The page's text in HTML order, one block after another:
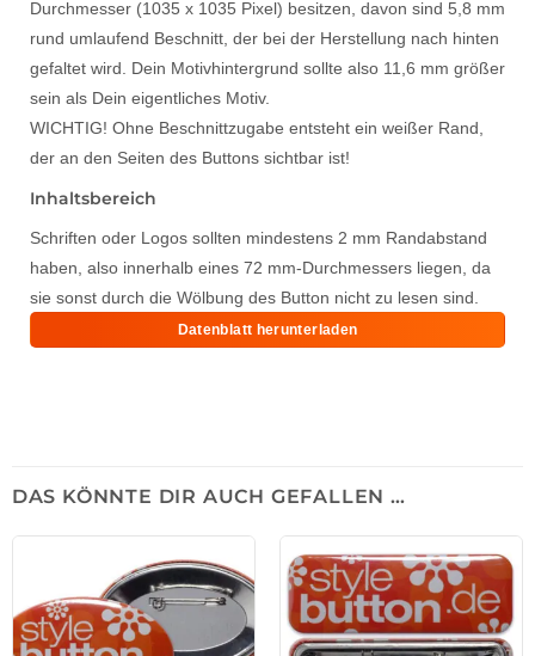
Durchmesser (1035 x 1035 Pixel) besitzen, davon sind 5,8 mm
rund umlaufend Beschnitt, der bei der Herstellung nach hinten
gefaltet wird. Dein Motivhintergrund sollte also 11,6 mm größer
sein als Dein eigentliches Motiv.
WICHTIG! Ohne Beschnittzugabe entsteht ein weißer Rand,
der an den Seiten des Buttons sichtbar ist!
Inhaltsbereich
Schriften oder Logos sollten mindestens 2 mm Randabstand
haben, also innerhalb eines 72 mm-Durchmessers liegen, da
sie sonst durch die Wölbung des Button nicht zu lesen sind.
Datenblatt herunterladen
DAS KÖNNTE DIR AUCH GEFALLEN …